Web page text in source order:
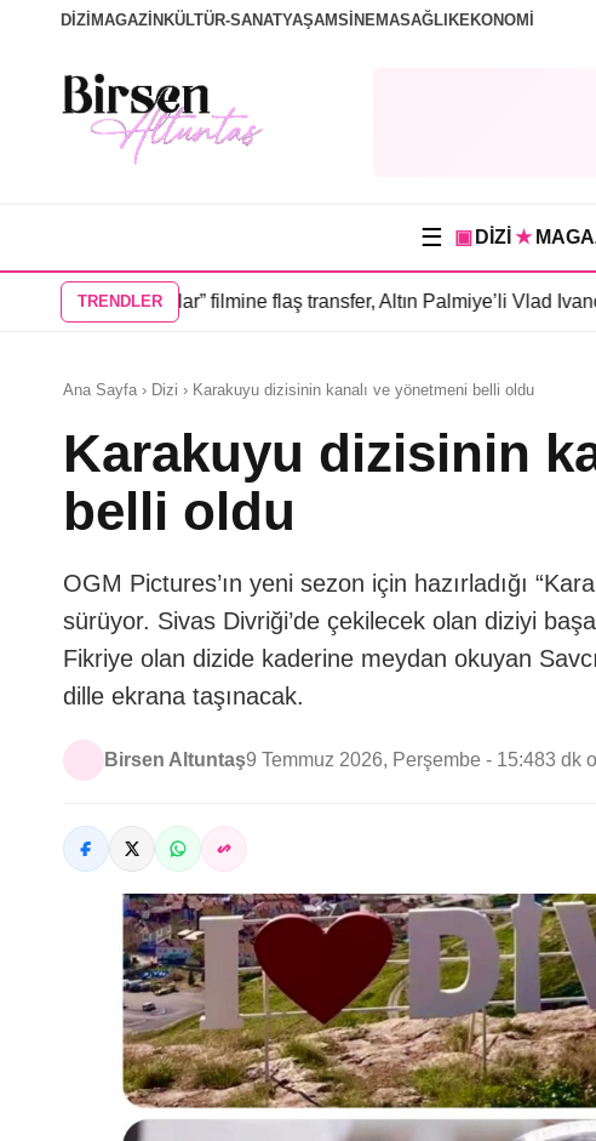
DİZİ MAGAZİN KÜLTÜR-SANATYAŞAMSİNEMASAĞLIKEKONOMİ
☰ ▣ DİZİ ★
TRENDLER
İnsanlar” filmine flaş transfer, Altın Palmiye’li Vlad Ivanov kadroda•3
Ana Sayfa › Dizi › Karakuyu dizisinin kanalı ve yönetmeni belli oldu
Karakuyu dizisinin
belli oldu
OGM Pictures’ın yeni sezon için hazırladığı
sürüyor. Sivas Divriği’de çekilecek olan diziyi
Fikriye olan dizide kaderine meydan okuyan
dille ekrana taşınacak.
Birsen Altuntaş9 Temmuz 2026, Perşembe - 15:483 dk